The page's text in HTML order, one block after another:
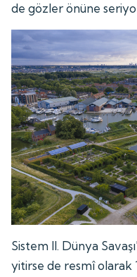
de gözler önüne
Sistem II. Dünya
yitirse de resmî olarak